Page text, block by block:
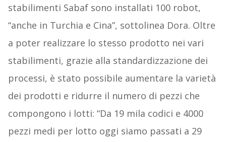
stabilimenti Sabaf sono installati 100 robot,
“anche in Turchia e Cina”, sottolinea Dora. Oltre
a poter realizzare lo stesso prodotto nei vari
stabilimenti, grazie alla standardizzazione dei
processi, è stato possibile aumentare la varietà
dei prodotti e ridurre il numero di pezzi che
compongono i lotti: “Da 19 mila codici e 4000
pezzi medi per lotto oggi siamo passati a 29